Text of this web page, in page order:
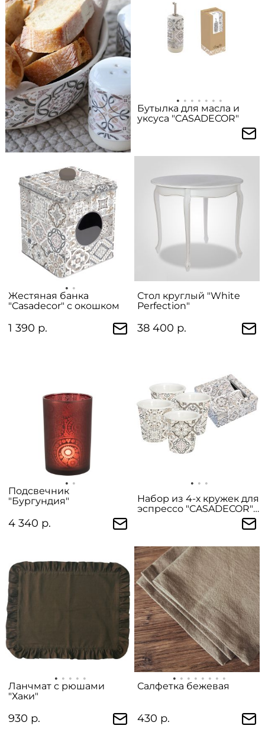
Бутылка для масла и
уксуса "CASADECOR"
Жестяная банка
"Casadecor" с окошком
1 390 р.
Стол круглый "White
Perfection"
38 400 р.
Подсвечник
"Бургундия"
4 340 р.
Набор из 4-х кружек для
эспрессо "CASADECOR"
в подарочной упаковке
Ланчмат с рюшами
"Хаки"
930 р.
Салфетка бежевая
430 р.